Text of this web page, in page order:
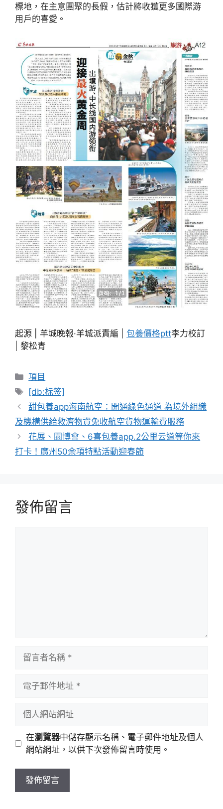
標地，在主意團聚的長假，估計將收獲更多國際游
用戶的喜愛。
起源 | 羊城晚報·羊城派責編 | 包養價格ptt李力校訂
| 黎松青
分
類
項目
標
籤
[db:标签]
甜包養app海南航空：開通綠色通道 為境外組織
及機構供給救濟物資免收航空貨物運輸費服務
花展、園博會、6喜包養app.2公里云道等你來
打卡！廣州50余項特點活動迎春節
發佈留言
址
站
址
在瀏覽器中儲存顯示名稱、電子郵件地址及個人
網站網址，以供下次發佈留言時使用。